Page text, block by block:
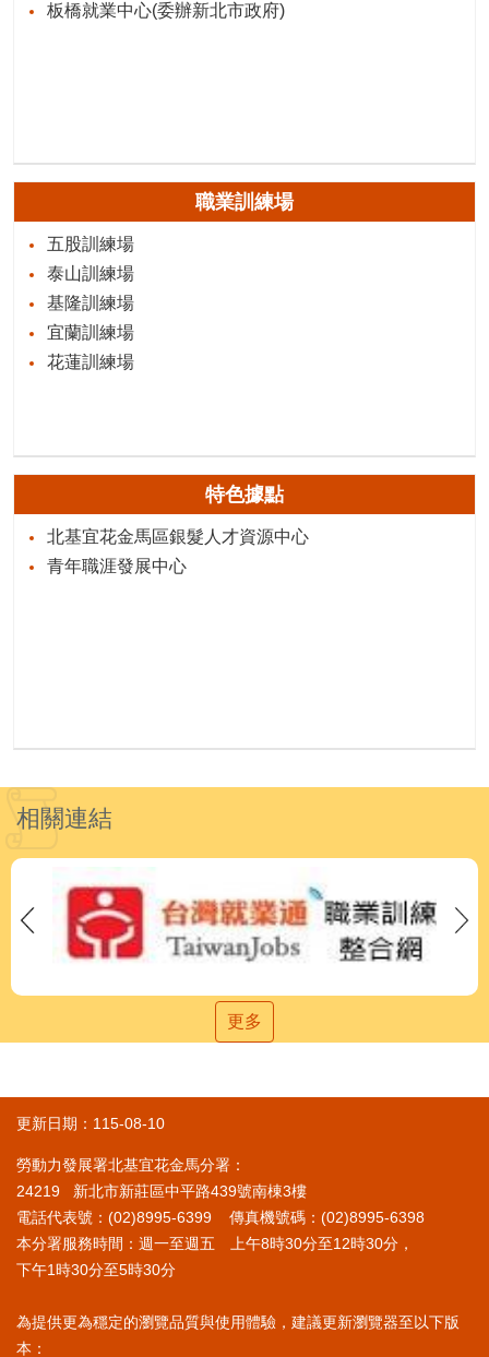
板橋就業中心(委辦新北市政府)
職業訓練場
五股訓練場
泰山訓練場
基隆訓練場
宜蘭訓練場
花蓮訓練場
特色據點
北基宜花金馬區銀髮人才資源中心
青年職涯發展中心
相關連結
更多
更新日期：115-08-10
勞動力發展署北基宜花金馬分署：
24219 新北市新莊區中平路439號南棟3樓
電話代表號：(02)8995-6399 傳真機號碼：(02)8995-6398
本分署服務時間：週一至週五 上午8時30分至12時30分，
下午1時30分至5時30分
為提供更為穩定的瀏覽品質與使用體驗，建議更新瀏覽器至以下版
本：